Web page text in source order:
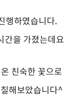
행하였습니다.
간을 가졌는데요
친숙한 꽃으로
해보았습니다^